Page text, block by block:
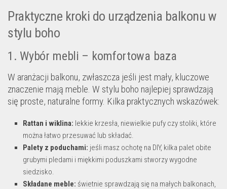
Praktyczne kroki do urządzenia balkonu w
stylu boho
1. Wybór mebli – komfortowa baza
W aranżacji balkonu, zwłaszcza jeśli jest mały, kluczowe
znaczenie mają meble. W stylu boho najlepiej sprawdzają
się proste, naturalne formy. Kilka praktycznych wskazówek:
Rattan i wiklina: lekkie krzesła, niewielkie pufy czy stoliki, które
można łatwo przesuwać lub składać.
Palety z poduchami: jeśli masz ochotę na DIY, kilka palet obite
grubymi pledami i miękkimi poduszkami stworzy wygodne
siedzisko.
Składane meble: świetnie sprawdzają się na małych balkonach,